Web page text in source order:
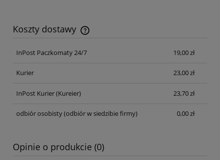
Koszty dostawy
Cena nie zawiera ewentualnych kosztów płatności
InPost Paczkomaty 24/7
19,00 zł
Kurier 23,00 zł
InPost Kurier(Kureier) 23,70 zł
odbiór osobisty(odbiór w siedzibie firmy) 0,00 zł
Opinie o produkcie (0)